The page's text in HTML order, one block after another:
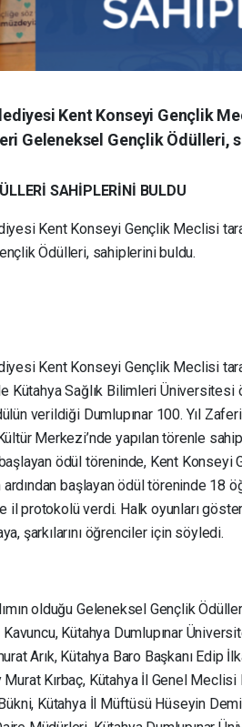
Kent Konseyi Gençlik
Geleneksel Gençlik Ödülleri,
SAHİPLERİNİ BULDU
Kent Konseyi Gençlik Meclisi
Ödülleri, sahiplerini buldu.
Kent Konseyi Gençlik Meclisi
Kütahya Sağlık Bilimleri Üniversitesi
verildiği Dumlupınar 100. Yıl
Merkezi’nde yapılan törenle
ödül töreninde, Kent
ardından başlayan ödül töreninde 18
il protokolü verdi. Halk oyunları
şarkılarını öğrenciler için söyledi.
olduğu Geleneksel Gençlik
Kütahya Dumlupınar
Arık, Kütahya Baro Başkanı Edip
Kırbaç, Kütahya İl Genel Meclisi
Kütahya İl Müftüsü Hüseyin